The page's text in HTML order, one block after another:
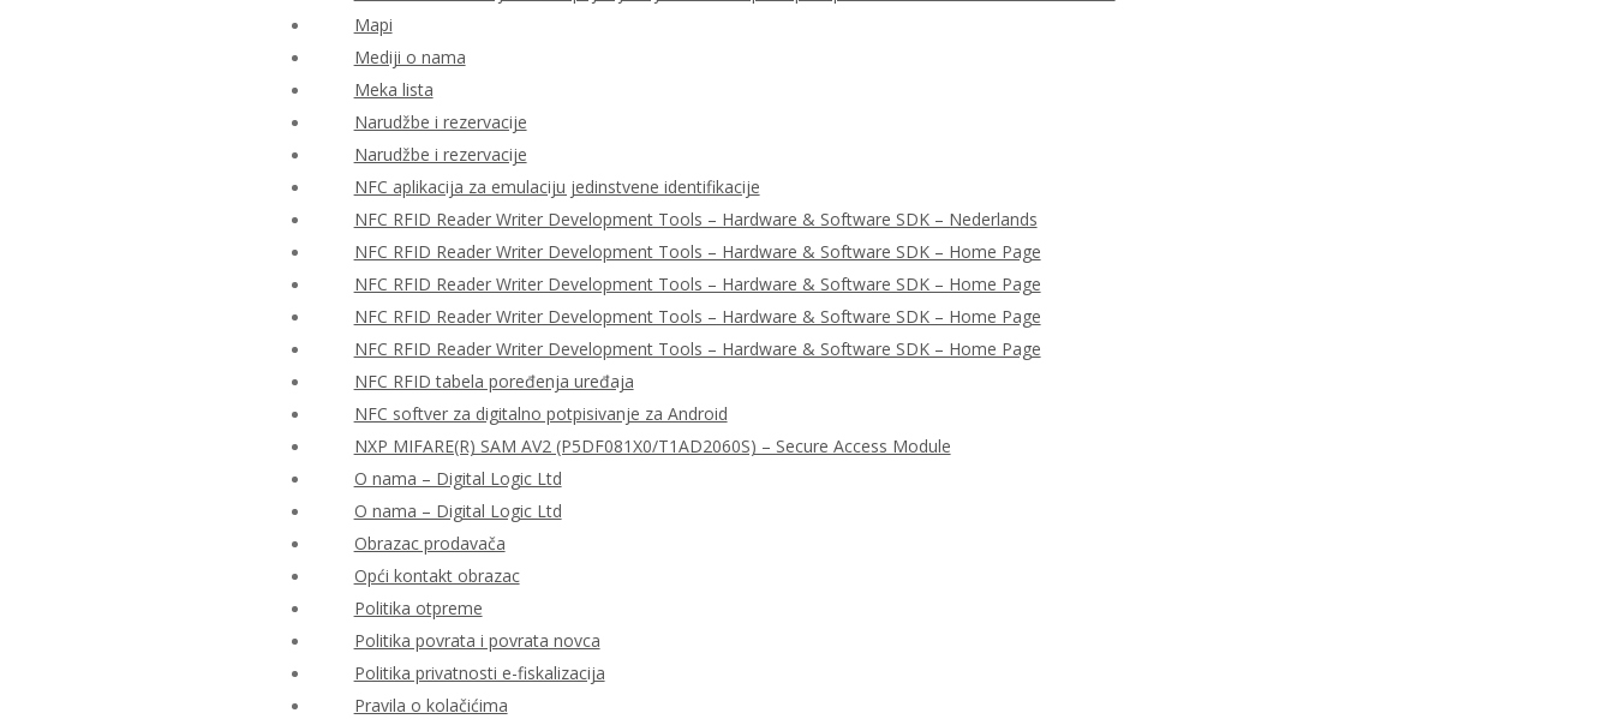
Mapi
Mediji o nama
Meka lista
Narudžbe i rezervacije
Narudžbe i rezervacije
NFC aplikacija za emulaciju jedinstvene identifikacije
NFC RFID Reader Writer Development Tools – Hardware & Software SDK – Nederlands
NFC RFID Reader Writer Development Tools – Hardware & Software SDK – Home Page
NFC RFID Reader Writer Development Tools – Hardware & Software SDK – Home Page
NFC RFID Reader Writer Development Tools – Hardware & Software SDK – Home Page
NFC RFID Reader Writer Development Tools – Hardware & Software SDK – Home Page
NFC RFID tabela poređenja uređaja
NFC softver za digitalno potpisivanje za Android
NXP MIFARE(R) SAM AV2 (P5DF081X0/T1AD2060S) – Secure Access Module
O nama – Digital Logic Ltd
O nama – Digital Logic Ltd
Obrazac prodavača
Opći kontakt obrazac
Politika otpreme
Politika povrata i povrata novca
Politika privatnosti e-fiskalizacija
Pravila o kolačićima